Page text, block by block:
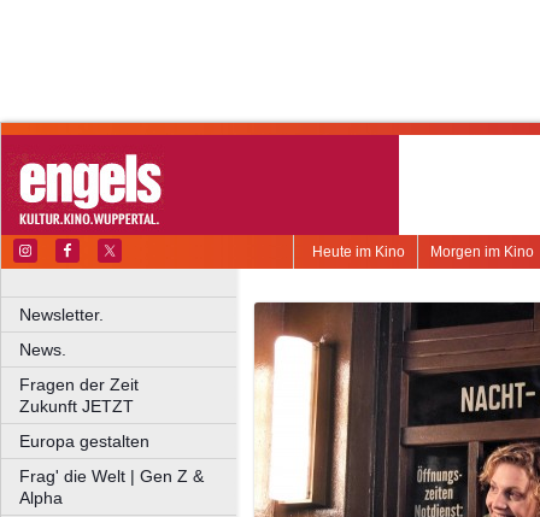
Morgen im Kino
Heute im Kino
Newsletter.
News.
Fragen der Zeit
Zukunft JETZT
Europa gestalten
Frag' die Welt | Gen Z &
Alpha